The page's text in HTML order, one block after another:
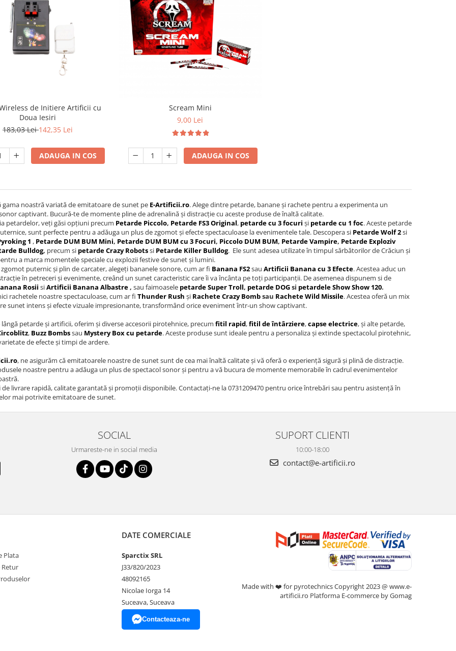
de Initiere Artificii cu
Doua Iesiri
183,03 Lei142,35 Lei
ADAUGA IN COS
Scream Mini
9,00 Lei
ADAUGA IN COS
gama noastră variată de emitatoare de sunet pe E-Artificii.ro. Alege dintre petarde, banane și rachete pentru a experimenta un
captivant. Bucură-te de momente pline de adrenalină și distracție cu aceste produse de înaltă calitate.
petardelor, veți găsi opțiuni precum Petarde Piccolo, Petarde FS3 Original, petarde cu 3 focuri și petarde cu 1 foc. Aceste petarde
sunt perfecte pentru a adăuga un plus de zgomot și efecte spectaculoase la evenimentele tale. Descopera si Petarde Wolf 2si
1 , Petarde DUM BUM Mini, Petarde DUM BUM cu 3 Focuri, Piccolo DUM BUM, Petarde Vampire, Petarde Exploziv
Bulldog, precum si petarde Crazy Robotssi Petarde Killer Bulldog. Ele sunt adesea utilizate în timpul sărbătorilor de Crăciun și
a marca momentele speciale cu explozii festive de sunet și lumini.
puternic și plin de carcater, alegeți bananele sonore, cum ar fi Banana FS2sau Artificii Banana cu 3 Efecte. Acestea aduc un
în petreceri și evenimente, creând un sunet caracteristic care îi va încânta pe toți participanții. De asemenea dispunem si de
Rosii siArtificii Banana Albastre, sau faimoasele petarde Super Troll, petarde DOGsi petardele Show Show 120.
rachetele noastre spectaculoase, cum ar fi Thunder Rush și Rachete Crazy Bombsau Rachete Wild Missile. Acestea oferă un mix
sunet intens și efecte vizuale impresionante, transformând orice eveniment într-un show captivant.
petarde și artificii, oferim și diverse accesorii pirotehnice, precum fitil rapid,fitil de întârziere,capse electrice, și alte petarde,
, Buzz Bombssau Mystery Box cu petarde. Aceste produse sunt ideale pentru a personaliza și extinde spectacolul pirotehnic,
de efecte și timpi de ardere.
, ne asigurăm că emitatoarele noastre de sunet sunt de cea mai înaltă calitate și vă oferă o experiență sigură și plină de distracție.
noastre pentru a adăuga un plus de spectacol sonor și pentru a vă bucura de momente memorabile în cadrul evenimentelor
de livrare rapidă, calitate garantată și promoții disponibile. Contactați-ne la 0731209470 pentru orice întrebări sau pentru asistență în
mai potrivite emitatoare de sunet.
SOCIAL
Urmareste-ne in social media
SUPORT CLIENTI
10:00-18:00
contact@e-artificii.ro
Plata
Retur
DATE COMERCIALE
Sparctix SRL
J33/820/2023
48092165
Nicolae Iorga 14
Suceava, Suceava
Contacteaza-ne
Made with ❤️ for pyrotechnics Copyright 2023 @ www.e-
artificii.ro Platforma E-commerce by Gomag